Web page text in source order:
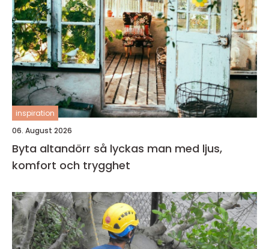
inspiration
06. August 2026
Byta altandörr så lyckas man med ljus,
komfort och trygghet